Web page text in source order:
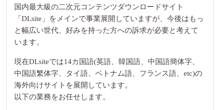
国内最大級の二次元コンテンツダウンロードサイト
「DLsite」をメインで事業展開していますが、今後はもっ
と幅広い世代、好みを持った方への訴求が必要と考えて
います。
現在DLsiteでは14カ国語(英語、韓国語、中国語簡体字、
中国語繁体字、タイ語、ベトナム語、フランス語、etc)の
海外向けサイトを展開しています。
以下の業務をお任せします。